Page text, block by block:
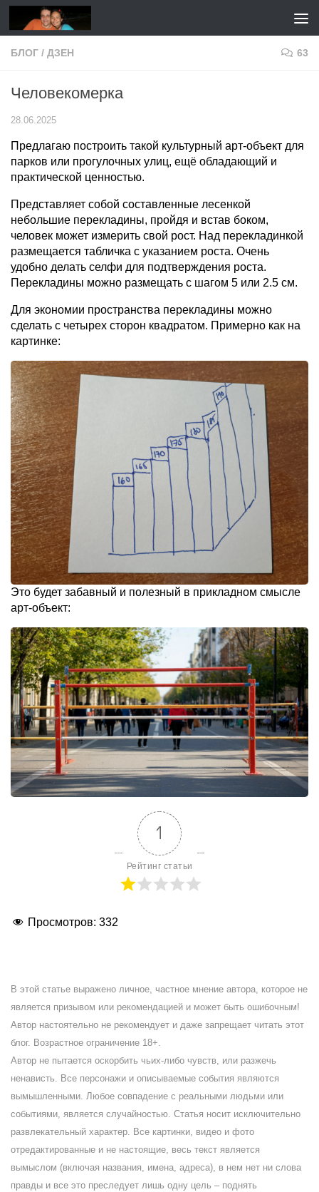
Перейти к содержимому
БЛОГ / ДЗЕН 63
Человекомерка
28.06.2025
Предлагаю построить такой культурный арт-объект для
парков или прогулочных улиц, ещё обладающий и
практической ценностью.
Представляет собой составленные лесенкой
небольшие перекладины, пройдя и встав боком,
человек может измерить свой рост. Над перекладинкой
размещается табличка с указанием роста. Очень
удобно делать селфи для подтверждения роста.
Перекладины можно размещать с шагом 5 или 2.5 см.
Для экономии пространства перекладины можно
сделать с четырех сторон квадратом. Примерно как на
картинке:
Это будет забавный и полезный в прикладном смысле
арт-объект:
1
Рейтинг статьи
Просмотров: 332
В этой статье выражено личное, частное мнение автора, которое не
является призывом или рекомендацией и может быть ошибочным!
Автор настоятельно не рекомендует и даже запрещает читать этот
блог. Возрастное ограничение 18+.
Автор не пытается оскорбить чьих-либо чувств, или разжечь
ненависть. Все персонажи и описываемые события являются
вымышленными. Любое совпадение с реальными людьми или
событиями, является случайностью. Статья носит исключительно
развлекательный характер. Все картинки, видео и фото
отредактированные и не настоящие, весь текст является
вымыслом (включая названия, имена, адреса), в нем нет ни слова
правды и все это преследует лишь одну цель – поднять